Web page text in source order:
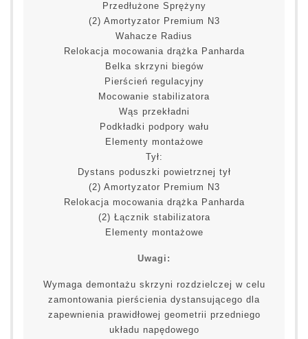
Przedłużone Sprężyny
(2) Amortyzator Premium N3
Wahacze Radius
Relokacja mocowania drążka Panharda
Belka skrzyni biegów
Pierścień regulacyjny
Mocowanie stabilizatora
Wąs przekładni
Podkładki podpory wału
Elementy montażowe
Tył:
Dystans poduszki powietrznej tył
(2) Amortyzator Premium N3
Relokacja mocowania drążka Panharda
(2) Łącznik stabilizatora
Elementy montażowe
Uwagi:
Wymaga demontażu skrzyni rozdzielczej w celu
zamontowania pierścienia dystansującego dla
zapewnienia prawidłowej geometrii przedniego
układu napędowego